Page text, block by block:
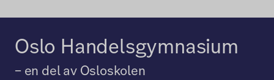
Oslo Handelsgymnasium
– en del av Osloskolen